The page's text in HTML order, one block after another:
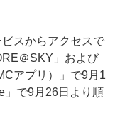
スからアクセスで
＠SKY」および
アプリ）」で9月1
」で9月26日より順